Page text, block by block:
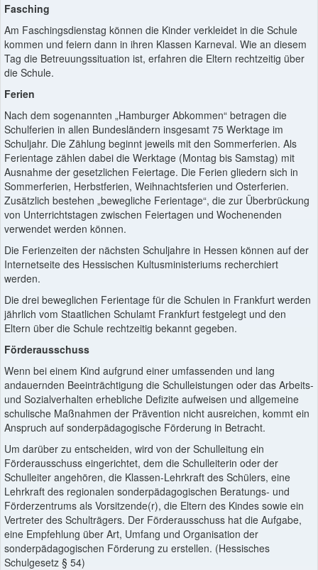
Fasching
Am Faschingsdienstag können die Kinder verkleidet in die Schule
kommen und feiern dann in ihren Klassen Karneval. Wie an diesem
Tag die Betreuungssituation ist, erfahren die Eltern rechtzeitig über
die Schule.
Ferien
Nach dem sogenannten „Hamburger Abkommen“ betragen die
Schulferien in allen Bundesländern insgesamt 75 Werktage im
Schuljahr. Die Zählung beginnt jeweils mit den Sommerferien. Als
Ferientage zählen dabei die Werktage (Montag bis Samstag) mit
Ausnahme der gesetzlichen Feiertage. Die Ferien gliedern sich in
Sommerferien, Herbstferien, Weihnachtsferien und Osterferien.
Zusätzlich bestehen „bewegliche Ferientage“, die zur Überbrückung
von Unterrichtstagen zwischen Feiertagen und Wochenenden
verwendet werden können.
Die Ferienzeiten der nächsten Schuljahre in Hessen können auf der
Internetseite des Hessischen Kultusministeriums recherchiert
werden.
Die drei beweglichen Ferientage für die Schulen in Frankfurt werden
jährlich vom Staatlichen Schulamt Frankfurt festgelegt und den
Eltern über die Schule rechtzeitig bekannt gegeben.
Förderausschuss
Wenn bei einem Kind aufgrund einer umfassenden und lang
andauernden Beeinträchtigung die Schulleistungen oder das Arbeits-
und Sozialverhalten erhebliche Defizite aufweisen und allgemeine
schulische Maßnahmen der Prävention nicht ausreichen, kommt ein
Anspruch auf sonderpädagogische Förderung in Betracht.
Um darüber zu entscheiden, wird von der Schulleitung ein
Förderausschuss eingerichtet, dem die Schulleiterin oder der
Schulleiter angehören, die Klassen-Lehrkraft des Schülers, eine
Lehrkraft des regionalen sonderpädagogischen Beratungs- und
Förderzentrums als Vorsitzende(r), die Eltern des Kindes sowie ein
Vertreter des Schulträgers. Der Förderausschuss hat die Aufgabe,
eine Empfehlung über Art, Umfang und Organisation der
sonderpädagogischen Förderung zu erstellen. (Hessisches
Schulgesetz § 54)